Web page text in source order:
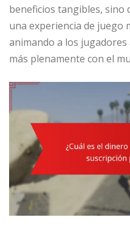
beneficios tangibles, sino
una experiencia de juego
animando a los
más plenamente con el